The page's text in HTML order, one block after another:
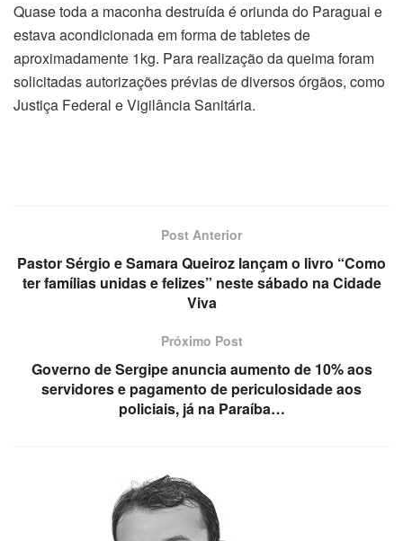
Quase toda a maconha destruída é oriunda do Paraguai e
estava acondicionada em forma de tabletes de
aproximadamente 1kg. Para realização da queima foram
solicitadas autorizações prévias de diversos órgãos, como
Justiça Federal e Vigilância Sanitária.
Post Anterior
Pastor Sérgio e Samara Queiroz lançam o livro “Como
ter famílias unidas e felizes” neste sábado na Cidade
Viva
Próximo Post
Governo de Sergipe anuncia aumento de 10% aos
servidores e pagamento de periculosidade aos
policiais, já na Paraíba…